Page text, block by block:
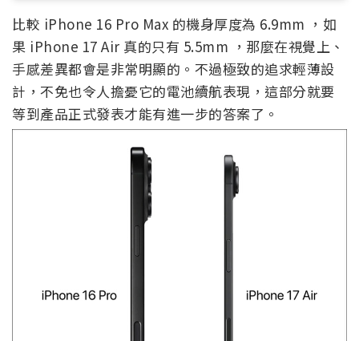
比較 iPhone 16 Pro Max 的機身厚度為 6.9mm ，如
果 iPhone 17 Air 真的只有 5.5mm ，那麼在視覺上、
手感差異都會是非常明顯的。不過極致的追求輕薄設
計，不免也令人擔憂它的電池續航表現，這部分就要
等到產品正式發表才能有進一步的答案了。